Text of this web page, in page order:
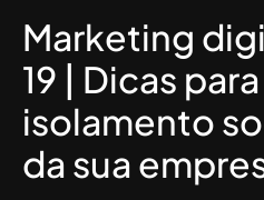
Marketing
19 | Dicas
isolamento
da sua